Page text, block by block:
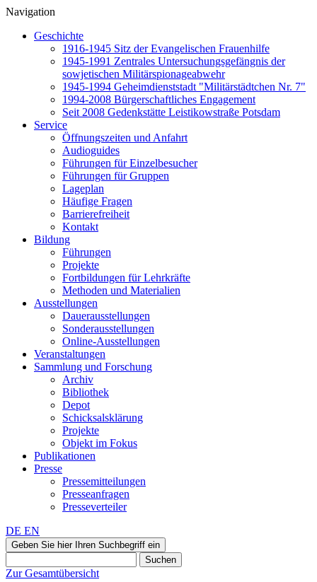
Navigation
Geschichte
1916-1945 Sitz der Evangelischen Frauenhilfe
1945-1991 Zentrales Untersuchungsgefängnis der
sowjetischen Militärspionageabwehr
1945-1994 Geheimdienststadt "Militärstädtchen Nr. 7"
1994-2008 Bürgerschaftliches Engagement
Seit 2008 Gedenkstätte Leistikowstraße Potsdam
Service
Öffnungszeiten und Anfahrt
Audioguides
Führungen für Einzelbesucher
Führungen für Gruppen
Lageplan
Häufige Fragen
Barrierefreiheit
Kontakt
Bildung
Führungen
Projekte
Fortbildungen für Lehrkräfte
Methoden und Materialien
Ausstellungen
Dauerausstellungen
Sonderausstellungen
Online-Ausstellungen
Veranstaltungen
Sammlung und Forschung
Archiv
Bibliothek
Depot
Schicksalsklärung
Projekte
Objekt im Fokus
Publikationen
Presse
Pressemitteilungen
Presseanfragen
Presseverteiler
DE EN
Geben Sie hier Ihren Suchbegriff ein
Suchen
Zur Gesamtübersicht